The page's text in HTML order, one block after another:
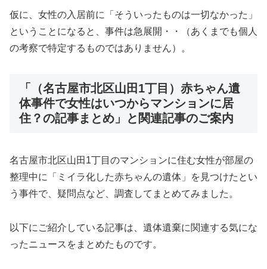
仮に、女性の入居前に「そういったものは一切なかった」
ということになると、事件は急展開・・（あくまでも個人
の考察で特定するものではありません）。
「（名古屋市北区山田1丁目）赤ちゃん遺
体事件で女性はいつからマンションに居
住？の記事まとめ」と関連記事のご案内
名古屋市北区山田1丁目のマンションに住む女性が部屋の
整理中に「ミイラ化した赤ちゃんの遺体」を見つけたとい
う事件で、疑問点など、調査してまとめてみました。
以下にご紹介している記事は、遺体遺棄に関連する気にな
ったニュースをまとめたものです。